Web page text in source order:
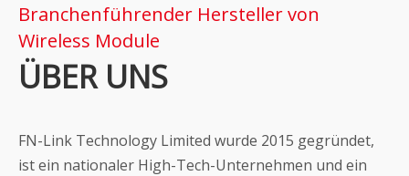
Branchenführender Hersteller von
Wireless Module
ÜBER UNS
FN-Link Technology Limited wurde 2015 gegründet,
ist ein nationaler High-Tech-Unternehmen und ein